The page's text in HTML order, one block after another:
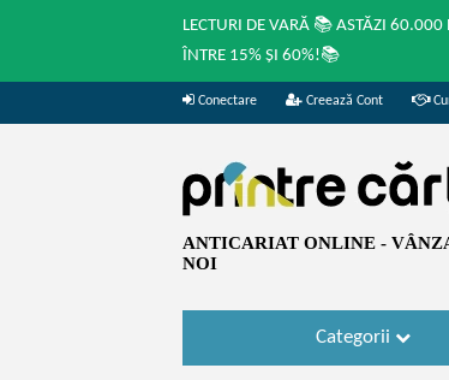
LECTURI DE VARĂ 📚 ASTĂZI 60.000
ÎNTRE 15% ȘI 60%!📚
Conectare Creează Cont
ANTICARIAT ONLINE -
NOI
Categorii